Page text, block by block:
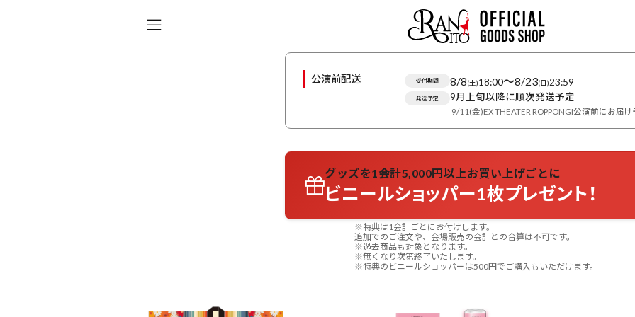
公演前配送 受付期間 8/8(土)18:00〜8/23(日)23:59
発送予定 9月上旬以降に順次発送予定
9/11(金)EX THEATER ROPPONGI公演前にお届
グッズを1会計5,000円以上お買い上げごとに
ビニールショッパー1枚プレゼント！
※特典は1会計ごとにお付けします。
追加でのご注文や、会場販売の会計との合算は不可です。
※過去商品も対象となります。
※無くなり次第終了いたします。
※特典のビニールショッパーは500円でご購入もいただけます。